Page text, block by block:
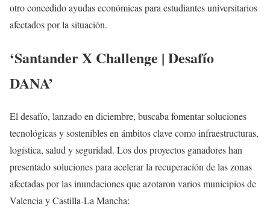
otro concedido ayudas económicas para estudiantes universitarios
afectados por la situación.
‘Santander X Challenge | Desafío
DANA’
El desafío, lanzado en diciembre, buscaba fomentar soluciones
tecnológicas y sostenibles en ámbitos clave como infraestructuras,
logística, salud y seguridad. Los dos proyectos ganadores han
presentado soluciones para acelerar la recuperación de las zonas
afectadas por las inundaciones que azotaron varios municipios de
Valencia y Castilla-La Mancha: